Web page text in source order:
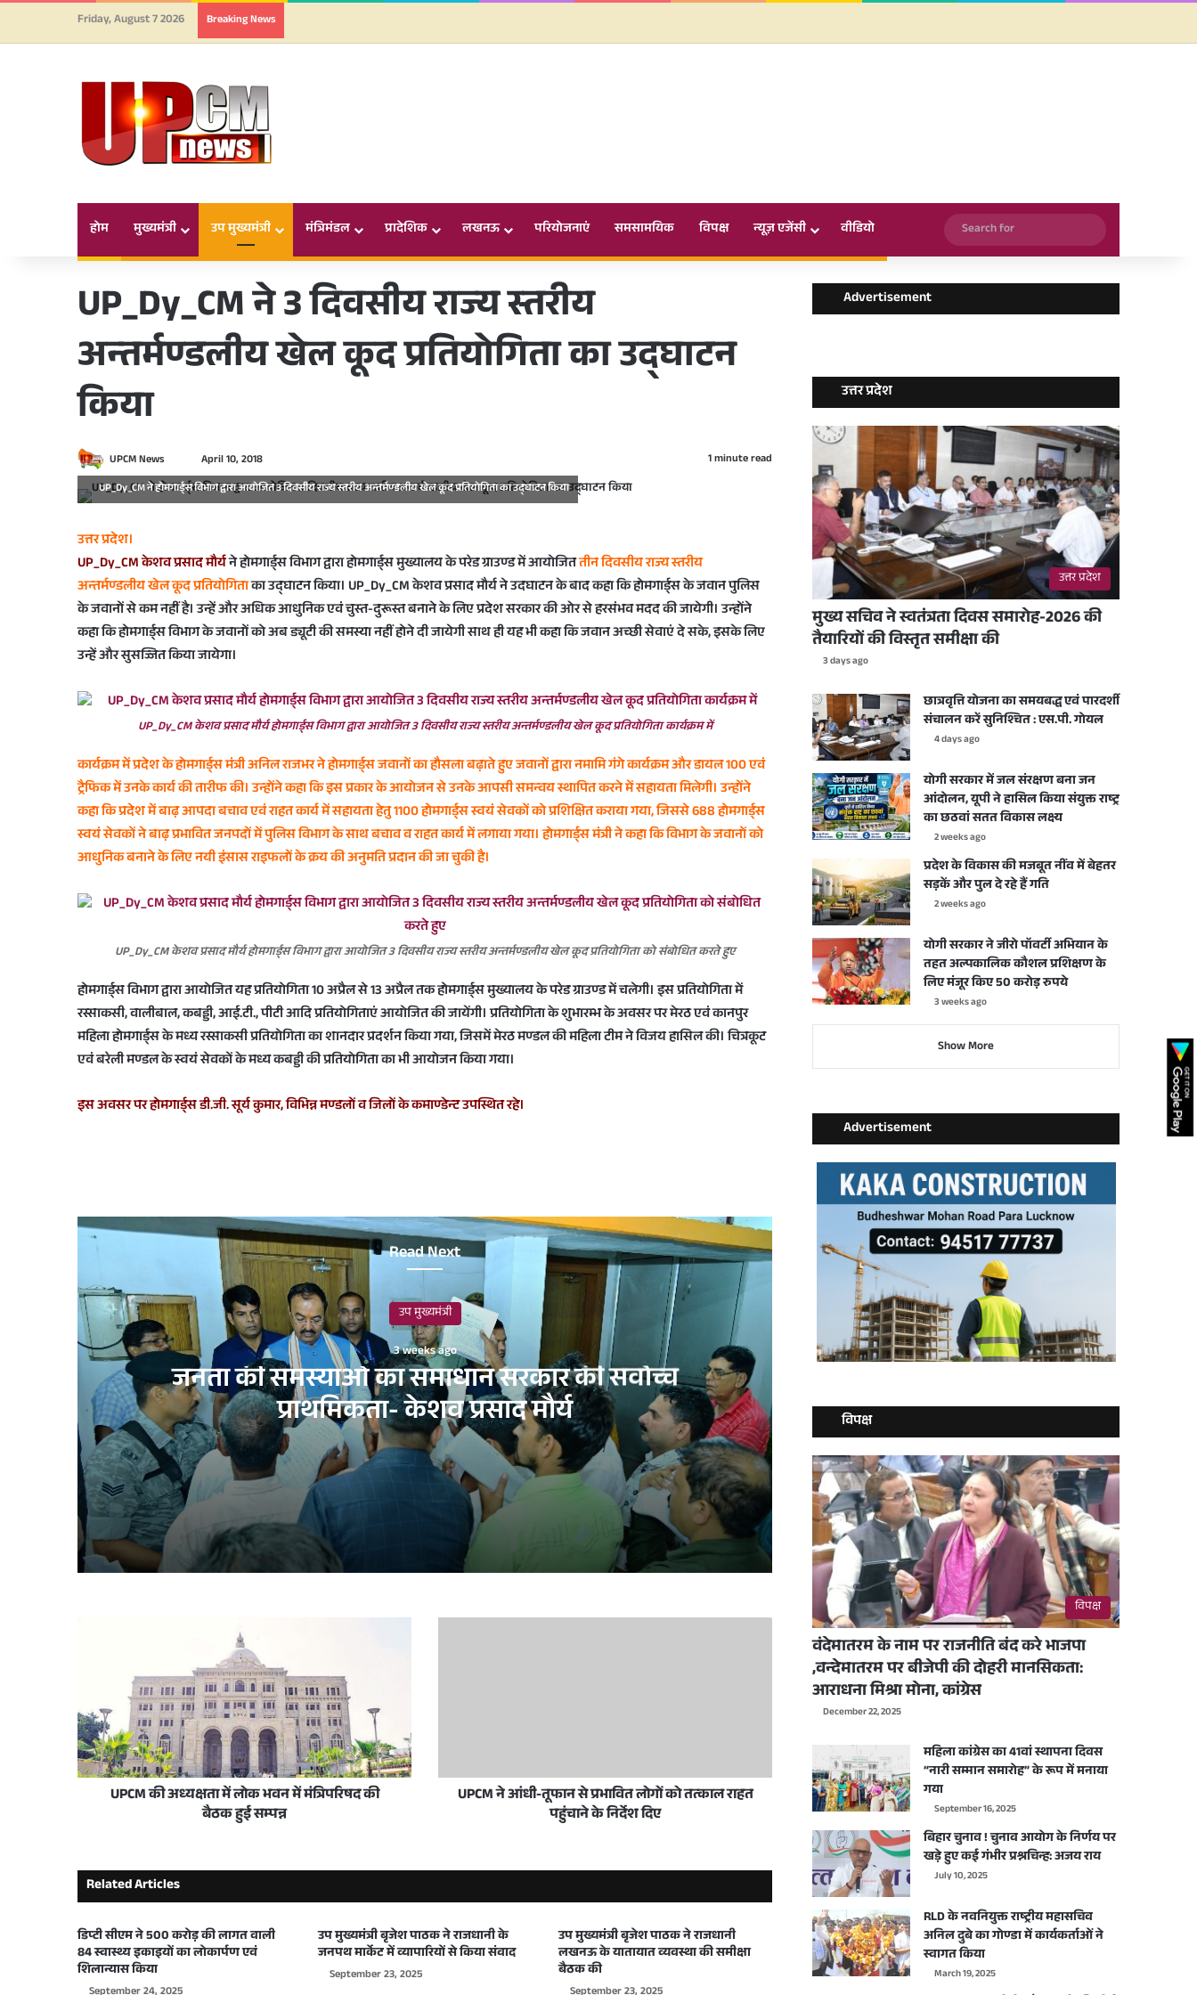
Friday, August 7 2026 Breaking News
होम मुख्यमंत्री उप मुख्यमंत्री मंत्रिमंडल प्रादेशिक लखनऊ परियोजनाएं समसामयिक विपक्ष न्यूज़ एजेंसी वीडियो
Search
for
UP_Dy_CM ने 3 दिवसीय राज्य स्तरीय
अन्तर्मण्डलीय खेल कूद प्रतियोगिता का उद्घाटन
किया
UPCM News
e
n
n
e
m
a
i
April 10, 2018
1 minute read
UP_Dy_CM ने होमगार्ड्स विभाग द्वारा आयोजित 3 दिवसीय राज्य स्तरीय अन्तर्मण्डलीय खेल कूद प्रतियोगिता का उद्घाटन किया
उत्तर प्रदेश।
UP_Dy_CM केशव प्रसाद मौर्यने होमगार्ड्स विभाग द्वारा होमगार्ड्स मुख्यालय के परेड ग्राउण्ड में आयोजिततीन दिवसीय राज्य स्तरीय
अन्तर्मण्डलीय खेल कूद प्रतियोगिताका उद्घाटन किया। UP_Dy_CM केशव प्रसाद मौर्य ने उदघाटन के बाद कहा कि होमगार्ड्स के जवान पुलिस
के जवानों से कम नहीं है। उन्हें और अधिक आधुनिक एवं चुस्त-दुरूस्त बनाने के लिए प्रदेश सरकार की ओर से हरसंभव मदद की जायेगी। उन्होंने
कहा कि होमगार्ड्स विभाग के जवानों को अब ड्यूटी की समस्या नहीं होने दी जायेगी साथ ही यह भी कहा कि जवान अच्छी सेवाएं दे सके, इसके लिए
उन्हें और सुसज्जित किया जायेगा।
UP_Dy_CM केशव प्रसाद मौर्य होमगार्ड्स विभाग द्वारा आयोजित 3 दिवसीय राज्य स्तरीय अन्तर्मण्डलीय खेल कूद प्रतियोगिता कार्यक्रम में
कार्यक्रम में प्रदेश के होमगार्ड्स मंत्री अनिल राजभर ने होमगार्ड्स जवानों का हौसला बढ़ाते हुए जवानों द्वारा नमामि गंगे कार्यक्रम और डायल 100 एवं
ट्रैफिक में उनके कार्य की तारीफ की। उन्होंने कहा कि इस प्रकार के आयोजन से उनके आपसी समन्वय स्थापित करने में सहायता मिलेगी। उन्होंने
कहा कि प्रदेश में बाढ़ आपदा बचाव एवं राहत कार्य में सहायता हेतु 1100 होमगार्ड्स स्वयं सेवकों को प्रशिक्षित कराया गया, जिससे 688 होमगार्ड्स
स्वयं सेवकों ने बाढ़ प्रभावित जनपदों में पुलिस विभाग के साथ बचाव व राहत कार्य में लगाया गया। होमगार्ड्स मंत्री ने कहा कि विभाग के जवानों को
आधुनिक बनाने के लिए नयी इंसास राइफलों के क्रय की अनुमति प्रदान की जा चुकी है।
UP_Dy_CM केशव प्रसाद मौर्य होमगार्ड्स विभाग द्वारा आयोजित 3 दिवसीय राज्य स्तरीय अन्तर्मण्डलीय खेल कूद प्रतियोगिता को संबोधित करते हुए
होमगार्ड्स विभाग द्वारा आयोजित यह प्रतियोगिता 10 अप्रैल से 13 अप्रैल तक होमगार्ड्स मुख्यालय के परेड ग्राउण्ड में चलेगी। इस प्रतियोगिता में
रस्साकसी, वालीबाल, कबड्डी, आई.टी., पीटी आदि प्रतियोगिताएं आयोजित की जायेंगी। प्रतियोगिता के शुभारम्भ के अवसर पर मेरठ एवं कानपुर
महिला होमगार्ड्स के मध्य रस्साकसी प्रतियोगिता का शानदार प्रदर्शन किया गया, जिसमें मेरठ मण्डल की महिला टीम ने विजय हासिल की। चित्रकूट
एवं बरेली मण्डल के स्वयं सेवकों के मध्य कबड्डी की प्रतियोगिता का भी आयोजन किया गया।
इस अवसर पर होमगार्ड्स डी.जी. सूर्य कुमार, विभिन्न मण्डलों व जिलों के कमाण्डेन्ट उपस्थित रहे।
Read Next
उप मुख्यमंत्री
3 weeks ago
जनता की समस्याओं का समाधान सरकार की सर्वाेच्च
प्राथमिकता- केशव प्रसाद मौर्य
3 weeks ago
जनता की समस्याओं का समाधान सरकार की सर्वाेच्च प्राथमिकता- केशव प्रसाद मौर्य
उप मुख्यमंत्री केशव प्रसाद मौर्य ने फरियादियों से की भेंट, अधिकारियों को दिए स्पष्ट निर्देश
June 7, 2026
प्रधानमंत्री नरेंद्र मोदी के 12 वर्ष सेवा, सुशासन और राष्ट्र निर्माण के स्वर्णिम वर्ष- केशव प्रसाद मौर्य
May 26, 2026
हर पीड़ित को न्याय और हर पात्र को योजनाओं का लाभ दिलाना सरकार की प्राथमिकता”- केशव प्रसाद मौर्य
UPCM की अध्यक्षता में लोक भवन में मंत्रिपरिषद की
बैठक हुई सम्पन्न
UPCM ने आंधी-तूफान से प्रभावित लोगों को तत्काल राहत
पहुंचाने के निर्देश दिए
Related Articles
डिप्टी सीएम ने 500 करोड़ की लागत वाली
84 स्वास्थ्य इकाइयों का लोकार्पण एवं
शिलान्यास किया
उप मुख्यमंत्री बृजेश पाठक ने राजधानी के
जनपथ मार्केट में व्यापारियों से किया संवाद
September 23, 2025
उप मुख्यमंत्री बृजेश पाठक ने राजधानी
लखनऊ के यातायात व्यवस्था की समीक्षा
बैठक की
Advertisement
उत्तर प्रदेश
उत्तर प्रदेश
मुख्य सचिव ने स्वतंत्रता दिवस समारोह-2026 की
तैयारियों की विस्तृत समीक्षा की
3 days ago
छात्रवृत्ति योजना का समयबद्ध एवं पारदर्शी
संचालन करें सुनिश्चित : एस.पी. गोयल
4 days ago
योगी सरकार में जल संरक्षण बना जन
आंदोलन, यूपी ने हासिल किया संयुक्त राष्ट्र
का छठवां सतत विकास लक्ष्य
2 weeks ago
प्रदेश के विकास की मजबूत नींव में बेहतर
सड़कें और पुल दे रहे हैं गति
2 weeks ago
योगी सरकार ने जीरो पॉवर्टी अभियान के
तहत अल्पकालिक कौशल प्रशिक्षण के
लिए मंजूर किए 50 करोड़ रुपये
3 weeks ago
Show More
Advertisement
विपक्ष
विपक्ष
वंदेमातरम के नाम पर राजनीति बंद करे भाजपा
,वन्देमातरम पर बीजेपी की दोहरी मानसिकता:
आराधना मिश्रा मोना, कांग्रेस
December 22, 2025
महिला कांग्रेस का 41वां स्थापना दिवस
“नारी सम्मान समारोह” के रूप में मनाया
गया
September 16, 2025
बिहार चुनाव ! चुनाव आयोग के निर्णय पर
खड़े हुए कई गंभीर प्रश्नचिन्ह: अजय राय
July 10, 2025
RLD के नवनियुक्त राष्ट्रीय महासचिव
अनिल दुबे का गोण्डा में कार्यकर्ताओं ने
स्वागत किया
March 19, 2025